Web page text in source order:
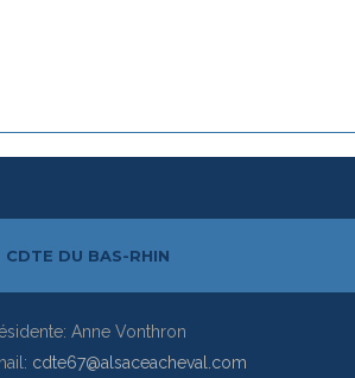
CDTE DU BAS-RHIN
Anne Vonthron
cdte67@alsaceacheval.com